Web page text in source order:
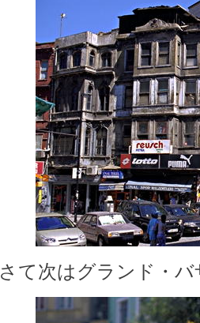
さて次はグランド・